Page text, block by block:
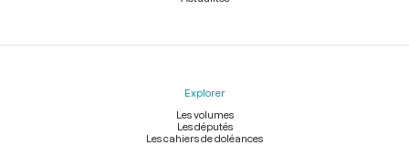
Explorer
Les volumes
Les députés
Les cahiers de doléances